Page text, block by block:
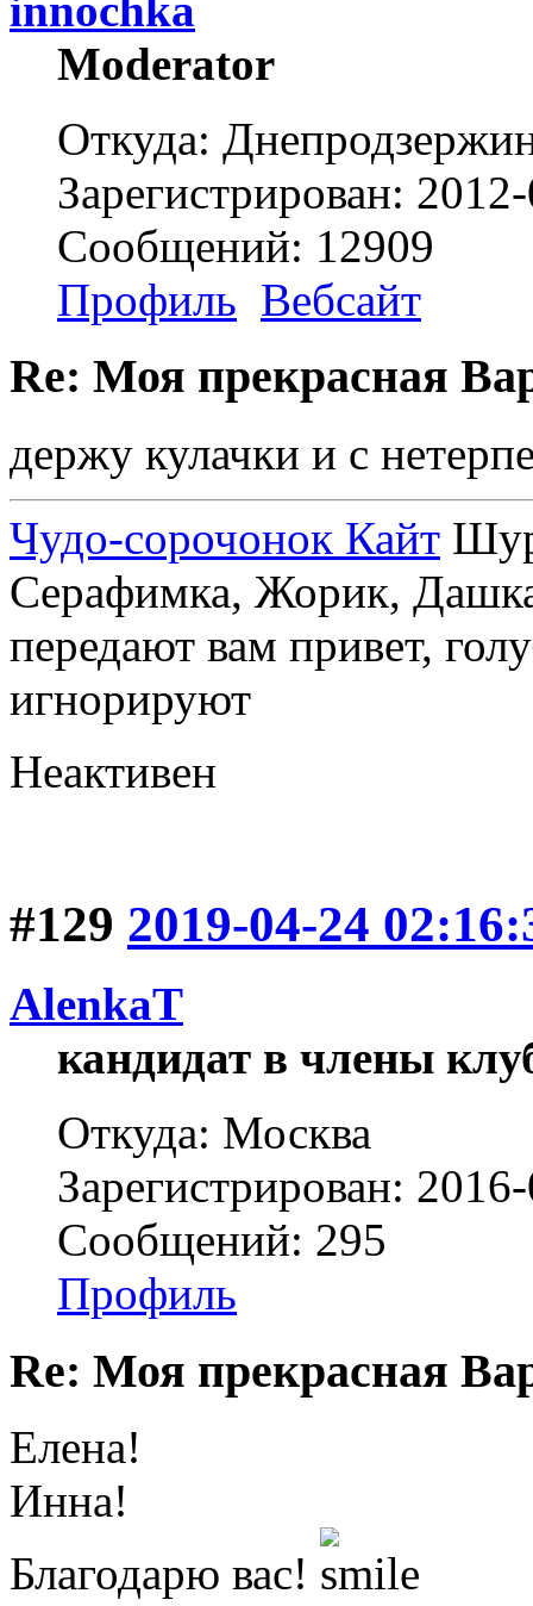
Moderator
Откуда:
Зарегистрирован:
Сообщений: 12909
Профиль Вебсайт
Re: Моя прекрасная
держу кулачки и с
Чудо-сорочонок Кайт
Серафимка, Жорик,
передают вам привет,
игнорируют
Неактивен
#129 2019-04-24
AlenkaT
кандидат в члены
Откуда: Москва
Зарегистрирован:
Сообщений: 295
Профиль
Re: Моя прекрасная
Елена!
Инна!
Благодарю вас!